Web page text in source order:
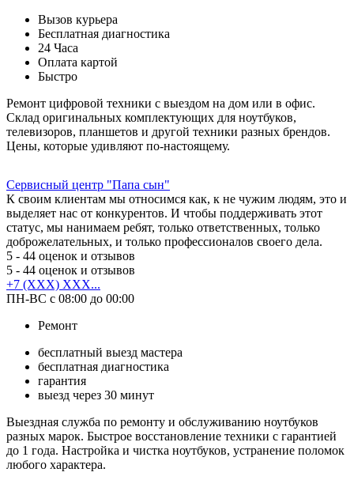
Вызов курьера
Бесплатная диагностика
24 Часа
Оплата картой
Быстро
Ремонт цифровой техники с выездом на дом или в офис.
Склад оригинальных комплектующих для ноутбуков,
телевизоров, планшетов и другой техники разных брендов.
Цены, которые удивляют по-настоящему.
Сервисный центр "Папа сын"
К своим клиентам мы относимся как, к не чужим людям, это и
выделяет нас от конкурентов. И чтобы поддерживать этот
статус, мы нанимаем ребят, только ответственных, только
доброжелательных, и только профессионалов своего дела.
5 - 44 оценок и отзывов
5 - 44 оценок и отзывов
+7 (XXX) XXX...
ПН-ВС с 08:00 до 00:00
Ремонт
бесплатный выезд мастера
бесплатная диагностика
гарантия
выезд через 30 минут
Выездная служба по ремонту и обслуживанию ноутбуков
разных марок. Быстрое восстановление техники с гарантией
до 1 года. Настройка и чистка ноутбуков, устранение поломок
любого характера.